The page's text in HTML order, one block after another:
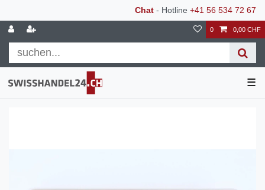
Chat - Hotline +41 56 534 72 67
0 0,00 CHF
☰